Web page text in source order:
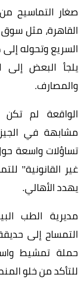
صغار التماسيح
القاهرة، مثل
السريع وتحوله
يلجأ البعض إلى
والمصارف.
الواقعة لم
مشابهة في
تساؤلات واسعة
غير القانونية"
يهدد الأهالي.
مديرية الطب
التمساح إلى
حملة تمشيط
للتأكد من خلو